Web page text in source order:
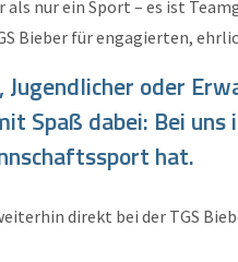
nur ein Sport – es ist
Bieber für engagierten,
Jugendlicher oder
Spaß dabei: Bei
hat.
direkt bei der TGS